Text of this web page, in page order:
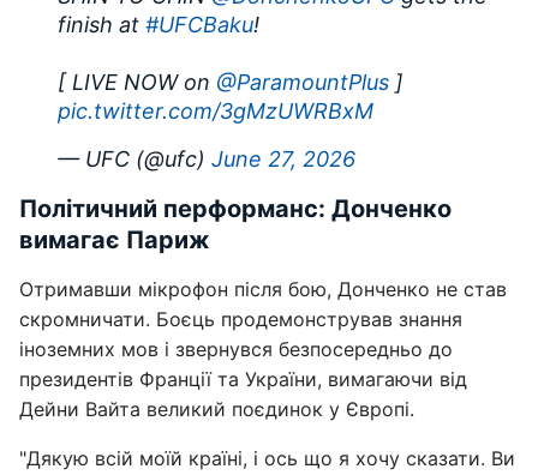
finish at #UFCBaku!
[ LIVE NOW on @ParamountPlus ]
pic.twitter.com/3gMzUWRBxM
— UFC (@ufc) June 27, 2026
Політичний перформанс: Донченко
вимагає Париж
Отримавши мікрофон після бою, Донченко не став
скромничати. Боєць продемонстрував знання
іноземних мов і звернувся безпосередньо до
президентів Франції та України, вимагаючи від
Дейни Вайта великий поєдинок у Європі.
"Дякую всій моїй країні, і ось що я хочу сказати. Ви